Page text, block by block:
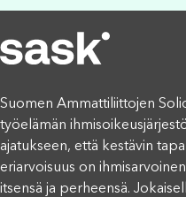
Suomen Ammattiliittojen
työelämän
ajatukseen, että kestävin
eriarvoisuus on
itsensä ja perheensä.